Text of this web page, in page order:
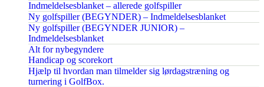
Indmeldelsesblanket – allerede golfspiller
Ny golfspiller (BEGYNDER) – Indmeldelsesblanket
Ny golfspiller (BEGYNDER JUNIOR) –
Indmeldelsesblanket
Alt for nybegyndere
Handicap og scorekort
Hjælp til hvordan man tilmelder sig lørdagstræning og
turnering i GolfBox.